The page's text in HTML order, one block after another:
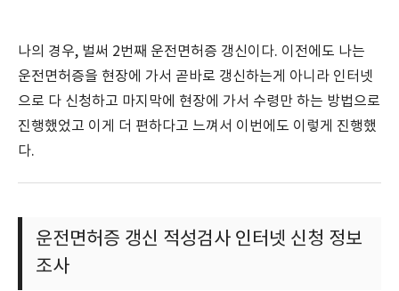
나의 경우, 벌써 2번째 운전면허증 갱신이다. 이전에도 나는
운전면허증을 현장에 가서 곧바로 갱신하는게 아니라 인터넷
으로 다 신청하고 마지막에 현장에 가서 수령만 하는 방법으로
진행했었고 이게 더 편하다고 느껴서 이번에도 이렇게 진행했
다.
운전면허증 갱신 적성검사 인터넷 신청 정보
조사